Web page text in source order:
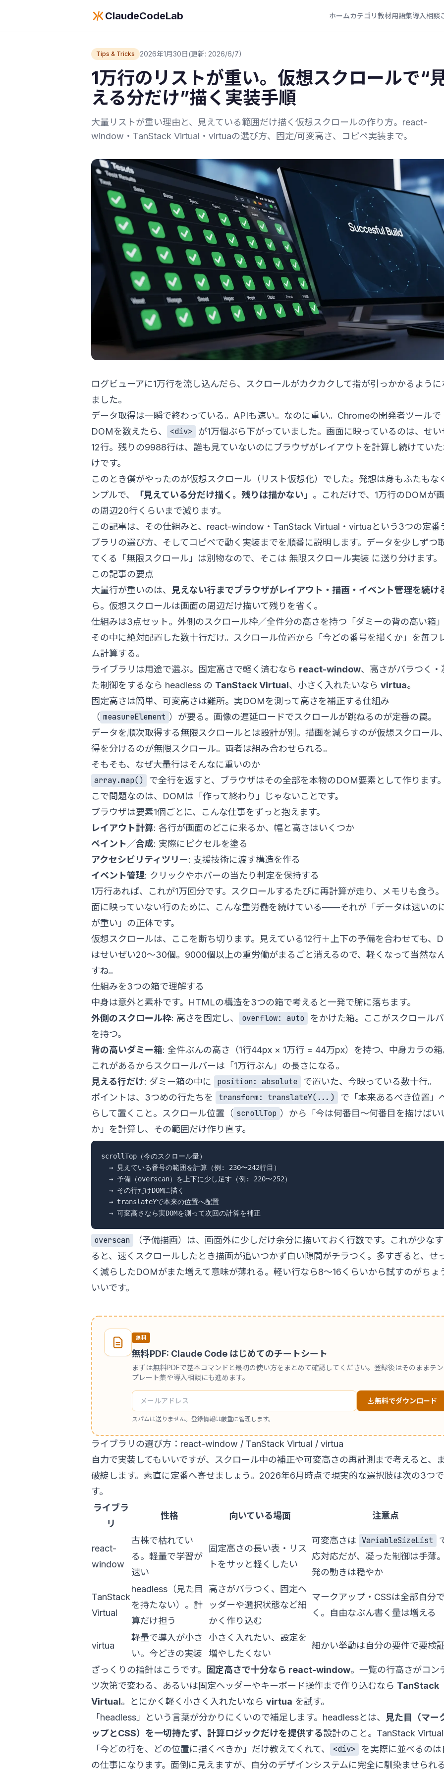
ClaudeCodeLab ホームカテゴリ教材用語集導入相談
Tips & Tricks 2026年1月30日(更新: 2026/6/7)
1万行のリストが重い。仮想スクロールで“
える分だけ”描く実装手順
大量リストが重い理由と、見えている範囲だけ描く仮想スクロールの作り方。react-
window・TanStack Virtual・virtuaの選び方、固定/可変高さ、コピペ実装まで。
ログビューアに1万行を流し込んだら、スクロールがカクカクして指が引っかかるように
ました。
データ取得は一瞬で終わっている。APIも速い。なのに重い。Chromeの開発者ツールで
DOMを数えたら、
<div>
が1万個ぶら下がっていました。画面に映っているのは、せい
12行。残りの9988行は、誰も見ていないのにブラウザがレイアウトを計算し続けてい
けです。
このとき僕がやったのが仮想スクロール（リスト仮想化）でした。発想は身もふたもな
ンプルで、
「見えている分だけ描く。残りは描かない」 。これだけで、1万行のDOMが
の周辺20行くらいまで減ります。
この記事は、その仕組みと、react-window・TanStack Virtual・virtuaという3つの定番
ブラリの選び方、そしてコピペで動く実装までを順番に説明します。データを少しずつ
てくる「無限スクロール」は別物なので、そこは 無限スクロール実装 に送り分けます。
この記事の要点
大量行が重いのは、
見えない行までブラウザがレイアウト・描画・イベント管理を続け
ら。仮想スクロールは画面の周辺だけ描いて残りを省く。
仕組みは3点セット。外側のスクロール枠／全件分の高さを持つ「ダミーの背の高い箱
その中に絶対配置した数十行だけ。スクロール位置から「今どの番号を描くか」を毎フ
ム計算する。
ライブラリは用途で選ぶ。固定高さで軽く済むなら react-window、高さがバラつく・
た制御をするなら headless の TanStack Virtual、小さく入れたいなら virtua。
固定高さは簡単、可変高さは難所。実DOMを測って高さを補正する仕組み
（ measureElement ）が要る。画像の遅延ロードでスクロールが跳ねるのが定番の罠。
データを順次取得する無限スクロールとは設計が別。描画を減らすのが仮想スクロール
得を分けるのが無限スクロール。両者は組み合わせられる。
そもそも、なぜ大量行はそんなに重いのか
array.map()
で全行を返すと、ブラウザはその全部を本物のDOM要素として作ります
こで問題なのは、DOMは「作って終わり」じゃないことです。
ブラウザは要素1個ごとに、こんな仕事をずっと抱えます。
レイアウト計算: 各行が画面のどこに来るか、幅と高さはいくつか
ペイント／合成: 実際にピクセルを塗る
アクセシビリティツリー: 支援技術に渡す構造を作る
イベント管理: クリックやホバーの当たり判定を保持する
1万行あれば、これが1万回分です。スクロールするたびに再計算が走り、メモリも食う
面に映っていない行のために、こんな重労働を続けている——それが「データは速いの
が重い」の正体です。
仮想スクロールは、ここを断ち切ります。見えている12行＋上下の予備を合わせても、
はせいぜい20〜30個。9000個以上の重労働がまるごと消えるので、軽くなって当然な
すね。
仕組みを3つの箱で理解する
中身は意外と素朴です。HTMLの構造を3つの箱で考えると一発で腑に落ちます。
外側のスクロール枠: 高さを固定し、 overflow: auto
をかけた箱。ここがスクロール
を持つ。
背の高いダミー箱: 全件ぶんの高さ（1行44px × 1万行 = 44万px）を持つ、中身カラの箱
これがあるからスクロールバーは「1万行ぶん」の長さになる。
見える行だけ: ダミー箱の中に position: absolute
で置いた、今映っている数十行。
ポイントは、3つめの行たちを
transform: translateY(...)
で「本来あるべき位置」
らして置くこと。スクロール位置（ scrollTop ）から「今は何番目〜何番目を描けばい
か」を計算し、その範囲だけ作り直す。
scrollTop（今のスクロール量）
  → 見えている番号の範囲を計算（例: 230〜242行目）
  → 予備（overscan）を上下に少し足す（例: 220〜252）
  → その行だけDOMに描く
  → translateYで本来の位置へ配置
overscan
（予備描画）は、画面外に少しだけ余分に描いておく行数です。これが少な
ると、速くスクロールしたとき描画が追いつかず白い隙間がチラつく。多すぎると、せ
く減らしたDOMがまた増えて意味が薄れる。軽い行なら8〜16くらいから試すのがちょ
いいです。
無料
無料PDF: Claude Code はじめてのチートシート
まずは無料PDFで基本コマンドと最初の使い方をまとめて確認してください。登録後はそのままテン
プレート集や導入相談にも進めます。
無料でダウンロード
スパムは送りません。登録情報は厳重に管理します。
ライブラリの選び方：react-window / TanStack Virtual / virtua
自力で実装してもいいですが、スクロール中の補正や可変高さの再計測まで考えると、
破綻します。素直に定番へ寄せましょう。2026年6月時点で現実的な選択肢は次の3つで
す。
ライブラ
リ
性格 向いている場面 注意点
react-
window
古株で枯れてい
る。軽量で学習が
速い
固定高さの長い表・リス
トをサッと軽くしたい
可変高さは VariableSizeList
応対応だが、凝った制御は手薄
発の動きは穏やか
TanStack
Virtual
headless（見た目
を持たない）。計
算だけ担う
高さがバラつく、固定ヘ
ッダーや選択状態など細
かく作り込む
マークアップ・CSSは全部自分
く。自由なぶん書く量は増える
virtua
軽量で導入が小さ
い。今どきの実装
小さく入れたい、設定を
増やしたくない
細かい挙動は自分の要件で要検
ざっくりの指針はこうです。 固定高さで十分なら react-window。一覧の行高さがコン
ツ次第で変わる、あるいは固定ヘッダーやキーボード操作まで作り込むなら TanStack
Virtual。とにかく軽く小さく入れたいなら virtua を試す。
「headless」という言葉が分かりにくいので補足します。headlessとは、
見た目（マー
ップとCSS）を一切持たず、計算ロジックだけを提供する設計のこと。TanStack
「今どの行を、どの位置に描くべきか」だけ教えてくれて、
<div>
を実際に並べるのは
の仕事になります。面倒に見えますが、自分のデザインシステムに完全に馴染ませられ